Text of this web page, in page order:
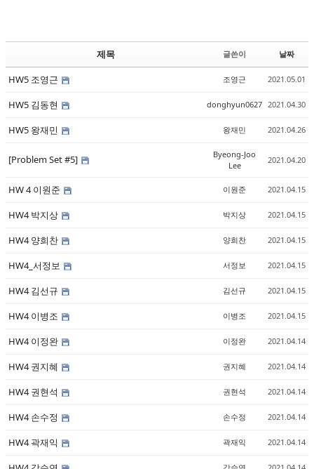
제목 글쓴이 날짜
HW5 조영근 조영근 2021.05.01
HW5 김동현 donghyun0627 2021.04.30
HW5 왕재민 왕재민 2021.04.26
[Problem Set #5]
Byeong-Joo
Lee
2021.04.20
HW 4 이원준 이원준 2021.04.15
HW4 박지상 박지상 2021.04.15
HW4 양희찬 양희찬 2021.04.15
HW4_서정보 서정보 2021.04.15
HW4 김선규 김선규 2021.04.15
HW4 이병조 이병조 2021.04.15
HW4 이정완 이정완 2021.04.14
HW4 권지혜 권지혜 2021.04.14
HW4 권현석 권현석 2021.04.14
HW4 손수정 손수정 2021.04.14
HW4 곽재익 곽재익 2021.04.14